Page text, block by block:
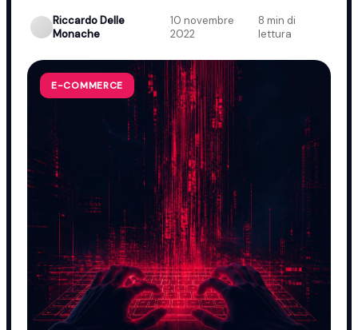
Riccardo Delle
Monache
·10 novembre
2022
·8 min di
lettura
E-COMMERCE